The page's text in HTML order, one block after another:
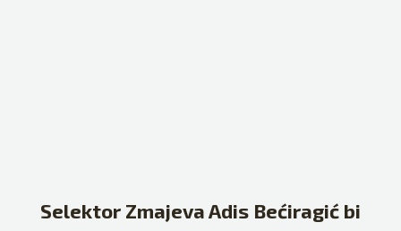
Selektor Zmajeva Adis Bećiragić bi